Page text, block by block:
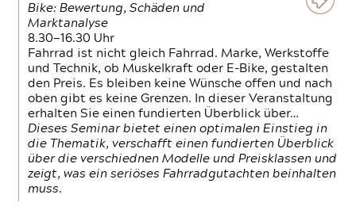
Bike: Bewertung, Schäden und
Marktanalyse
8.30—16.30 Uhr
Fahrrad ist nicht gleich Fahrrad. Marke, Werkstoffe
und Technik, ob Muskelkraft oder E-Bike, gestalten
den Preis. Es bleiben keine Wünsche offen und nach
oben gibt es keine Grenzen. In dieser Veranstaltung
erhalten Sie einen fundierten Überblick über…
Dieses Seminar bietet einen optimalen Einstieg in
die Thematik, verschafft einen fundierten Überblick
über die verschiednen Modelle und Preisklassen und
zeigt, was ein seriöses Fahrradgutachten beinhalten
muss.